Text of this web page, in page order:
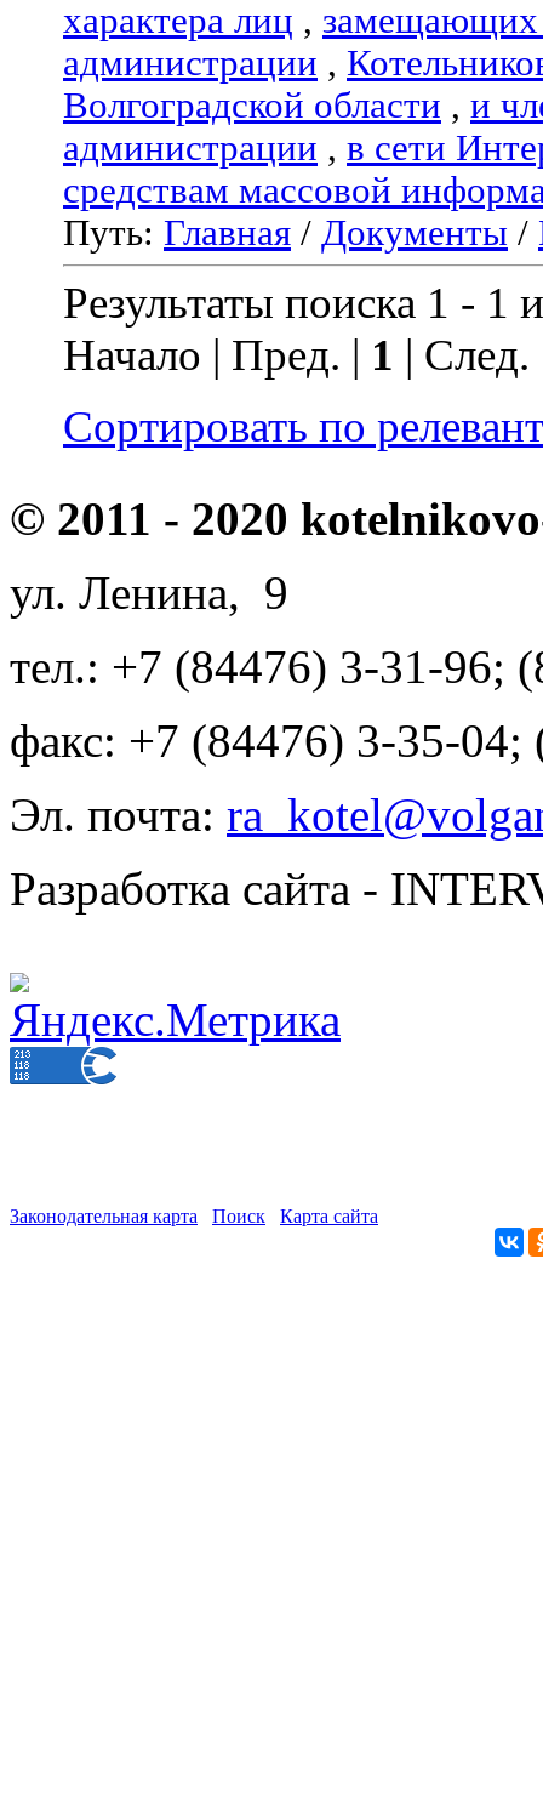
характера лиц , замещающих
администрации ,
Волгоградской области , и
администрации , в сети
средствам массовой
Путь: Главная / Документы /
Результаты поиска 1 - 1
Начало | Пред. | 1 |
Сортировать по
© 2011 - 2020
ул. Ленина, 9
тел.: +7 (84476) 3-31-96;
факс: +7 (84476) 3-35-04;
Эл. почта:
Разработка сайта -
Законодательная карта Поиск Карта сайта